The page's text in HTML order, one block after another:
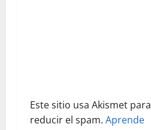
a
Este sitio usa Akismet para
reducir el spam. Aprende